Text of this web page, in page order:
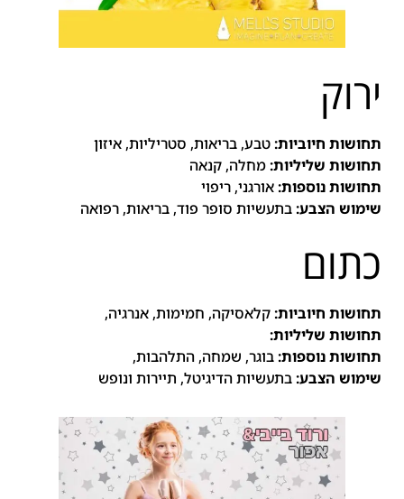
ירוק
תחושות חיוביות:טבע, בריאות, סטריליות, איזון
תחושות שליליות:מחלה, קנאה
תחושות נוספות:אורגני, ריפוי
שימוש הצבע:בתעשיות סופר פוד, בריאות, רפואה
כתום
תחושות חיוביות:קלאסיקה, חמימות, אנרגיה,
תחושות שליליות:
תחושות נוספות:בוגר, שמחה, התלהבות,
שימוש הצבע:בתעשיות הדיגיטל, תיירות ונופש